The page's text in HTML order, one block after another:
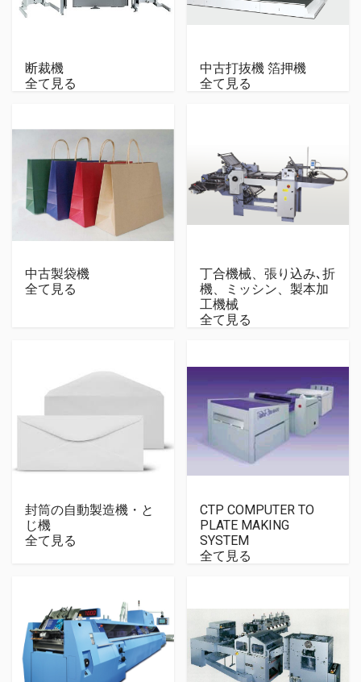
断裁機
全て見る
中古打抜機 箔押機
全て見る
中古製袋機
全て見る
丁合機械、張り込み､折
機、ミッシン、製本加
工機械
全て見る
封筒の自動製造機・と
じ機
全て見る
CTP COMPUTER TO
PLATE MAKING
SYSTEM
全て見る